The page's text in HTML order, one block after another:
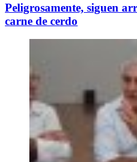
Peligrosamente, siguen
carne de cerdo